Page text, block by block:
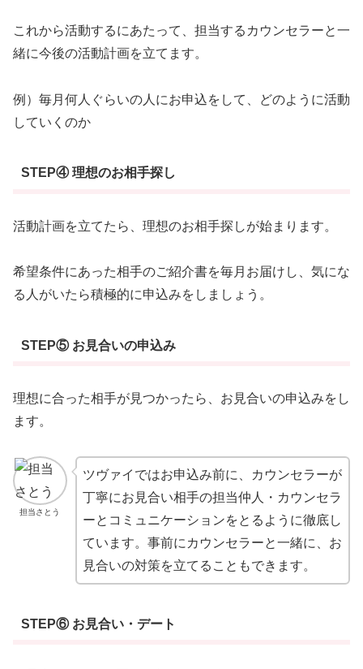
これから活動するにあたって、担当するカウンセラーと一
緒に今後の活動計画を立てます。
例）毎月何人ぐらいの人にお申込をして、どのように活動
していくのか
STEP④ 理想のお相手探し
活動計画を立てたら、理想のお相手探しが始まります。
希望条件にあった相手のご紹介書を毎月お届けし、気にな
る人がいたら積極的に申込みをしましょう。
STEP⑤ お見合いの申込み
理想に合った相手が見つかったら、お見合いの申込みをし
ます。
担当さとう
ツヴァイではお申込み前に、カウンセラーが
丁寧にお見合い相手の担当仲人・カウンセラ
ーとコミュニケーションをとるように徹底し
ています。事前にカウンセラーと一緒に、お
見合いの対策を立てることもできます。
STEP⑥ お見合い・デート